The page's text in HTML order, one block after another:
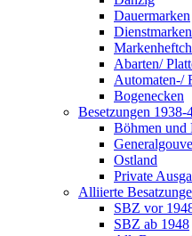
Dauermarken
Dienstmarken
Abarten/
Automaten-/
Bogenecken
Besetzungen 1938-
Böhmen und
Ostland
Private
Alliierte
SBZ vor
SBZ ab 1948